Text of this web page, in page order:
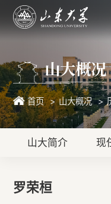
山大概况
首页 山大概况
山大简介 现
罗荣桓